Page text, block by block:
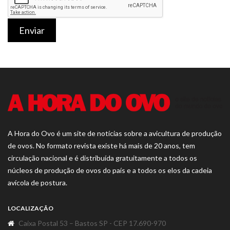
Enviar
A Hora do Ovo é um site de notícias sobre a avicultura de produção
de ovos. No formato revista existe há mais de 20 anos, tem
circulação nacional e é distribuída gratuitamente a todos os
núcleos de produção de ovos do país e a todos os elos da cadeia
avícola de postura.
LOCALIZAÇÃO
Caixa Postal 53 – Bastos SP - CEP 17.690-970